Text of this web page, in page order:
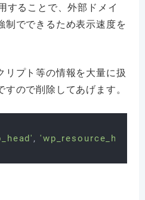
することで、外部ドメイ
制でできるため表示速度を
リプト等の情報を大量に扱
ので削除してあげます。
, 'wp_resource_hints'